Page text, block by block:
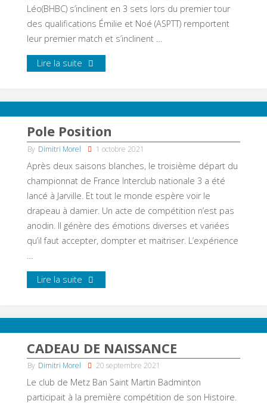
Léo(BHBC) s’inclinent en 3 sets lors du premier tour
des qualifications Émilie et Noé (ASPTT) remportent
leur premier match et s’inclinent …
Lire la suite
Pole Position
By Dimitri Morel 1 octobre 2021
Après deux saisons blanches, le troisième départ du
championnat de France Interclub nationale 3 a été
lancé à Jarville. Et tout le monde espère voir le
drapeau à damier. Un acte de compétition n’est pas
anodin. Il génère des émotions diverses et variées
qu’il faut accepter, dompter et maitriser. L’expérience
Lire la suite
CADEAU DE NAISSANCE
By Dimitri Morel 20 septembre 2021
Le club de Metz Ban Saint Martin Badminton
participait à la première compétition de son Histoire.